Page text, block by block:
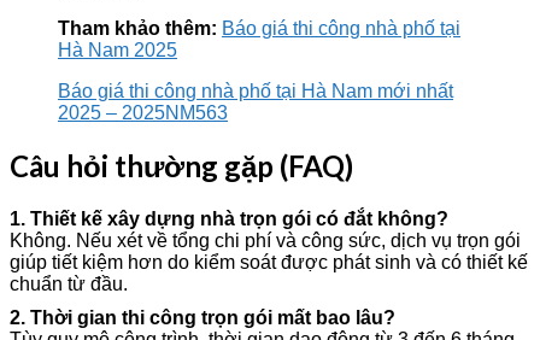
Tham khảo thêm: Báo giá thi công nhà phố tại
Hà Nam 2025
Báo giá thi công nhà phố tại Hà Nam mới nhất
2025 – 2025NM563
Câu hỏi thường gặp (FAQ)
1. Thiết kế xây dựng nhà trọn gói có đắt không?
Không. Nếu xét về tổng chi phí và công sức, dịch vụ trọn gói
giúp tiết kiệm hơn do kiểm soát được phát sinh và có thiết kế
chuẩn từ đầu.
2. Thời gian thi công trọn gói mất bao lâu?